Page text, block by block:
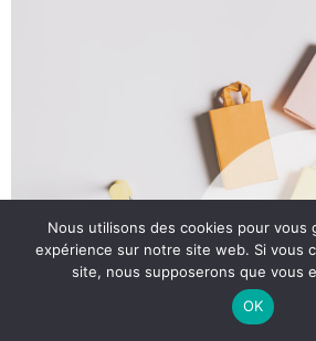
MA
Une
Nous utilisons des cookies pour vous
expérience sur notre site web. Si vous
site, nous supposerons que vous
OK